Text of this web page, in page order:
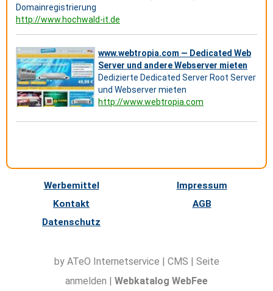
Domainregistrierung
http://www.hochwald-it.de
www.webtropia.com — Dedicated Web
Server und andere Webserver mieten
Dedizierte Dedicated Server Root Server
und Webserver mieten
http://www.webtropia.com
Werbemittel
Impressum
Kontakt
AGB
Datenschutz
by ATeO Internetservice | CMS | Seite
anmelden | Webkatalog WebFee